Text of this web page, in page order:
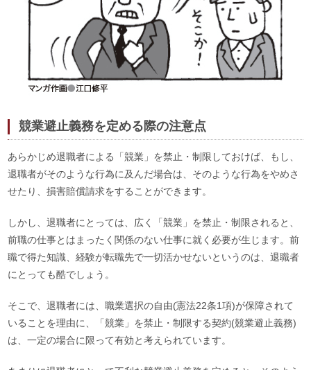
競業避止義務を定める際の注意点
あらかじめ退職者による「競業」を禁止・制限しておけば、もし、
退職者がそのような行為に及んだ場合は、そのような行為をやめさ
せたり、損害賠償請求をすることができます。
しかし、退職者にとっては、広く「競業」を禁止・制限されると、
前職の仕事とはまったく関係のない仕事に就く必要が生じます。前
職で得た知識、経験が転職先で一切活かせないというのは、退職者
にとっても酷でしょう。
そこで、退職者には、職業選択の自由(憲法22条1項)が保障されて
いることを理由に、「競業」を禁止・制限する契約(競業避止義務)
は、一定の場合に限って有効と考えられています。